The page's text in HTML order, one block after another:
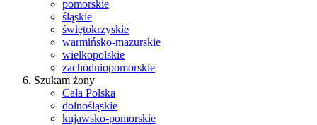
pomorskie
śląskie
świętokrzyskie
warmińsko-mazurskie
wielkopolskie
zachodniopomorskie
Szukam żony
Cała Polska
dolnośląskie
kujawsko-pomorskie